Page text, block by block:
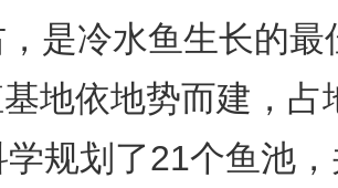
是冷水鱼生长的最
地依地势而建，占
规划了21个鱼池